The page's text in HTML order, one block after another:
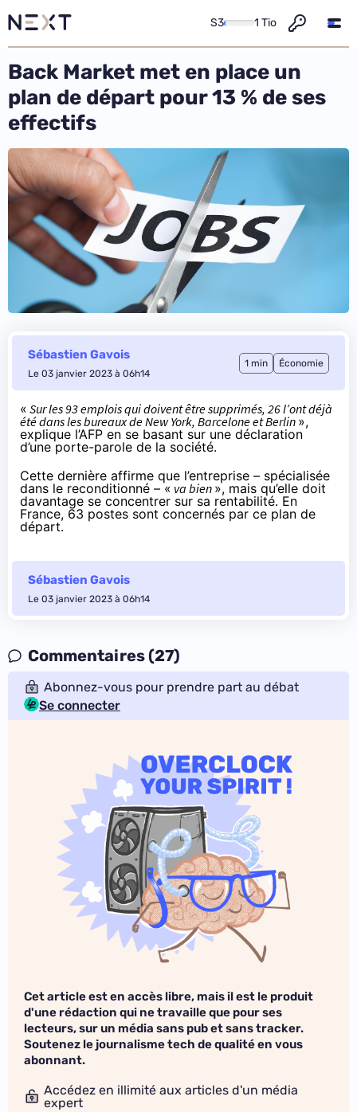
S3 1 Tio
Back Market met en place un
plan de départ pour 13 % de ses
effectifs
Sébastien Gavois
Le 03 janvier 2023 à 06h14
1 min Économie
« Sur les 93 emplois qui doivent être supprimés, 26 l’ont déjà
été dans les bureaux de New York, Barcelone et Berlin »,
explique l’AFP en se basant sur une déclaration
d’une porte-parole de la société.
Cette dernière affirme que l’entreprise – spécialisée
dans le reconditionné – « va bien », mais qu’elle doit
davantage se concentrer sur sa rentabilité. En
France, 63 postes sont concernés par ce plan de
départ.
Sébastien Gavois
Le 03 janvier 2023 à 06h14
Commentaires (27)
Abonnez-vous pour prendre part au débat
Se connecter
Cet article est en accès libre, mais il est le produit
d'une rédaction qui ne travaille que pour ses
lecteurs, sur un média sans pub et sans tracker.
Soutenez le journalisme tech de qualité en vous
abonnant.
Accédez en illimité aux articles d'un média
expert